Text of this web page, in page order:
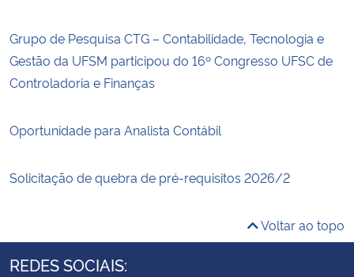
Grupo de Pesquisa CTG – Contabilidade, Tecnologia e
Gestão da UFSM participou do 16º Congresso UFSC de
Controladoria e Finanças
Oportunidade para Analista Contábil
Solicitação de quebra de pré-requisitos 2026/2
Voltar ao topo
REDES SOCIAIS: